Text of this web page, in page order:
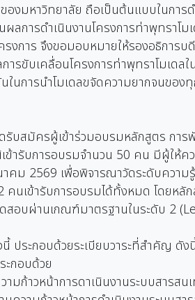
องมหาวิทยาลัย ถือเป็นต้นแบบในกา
ผลการดำเนินงานโครงการท่าพุทรา
รงการ จึงขอมอบหมายให้รองอธิการ
ารขับเคลื่อนโครงการท่าพุทราโมเด
นการนำโมเดลขจัดความยากจนขอ
รับสมัครผู้เข้าร่วมอบรมหลักสูตร ก
ข้ารับการอบรมจำนวน 50 คน มีผู้ให้
ม 2569 เพื่อพิจารณาวัดระดับความ
นเข้ารับการอบรมได้ทั้งหมด โดยห
บผ่านเกณฑ์มาตรฐานในระดับ 2
ประกอบด้วยระเบียบวาระที่สำคัญ ดังนี้
ะกอบด้วย
มก้าวหน้าการดาเนินงานระบบสารสน